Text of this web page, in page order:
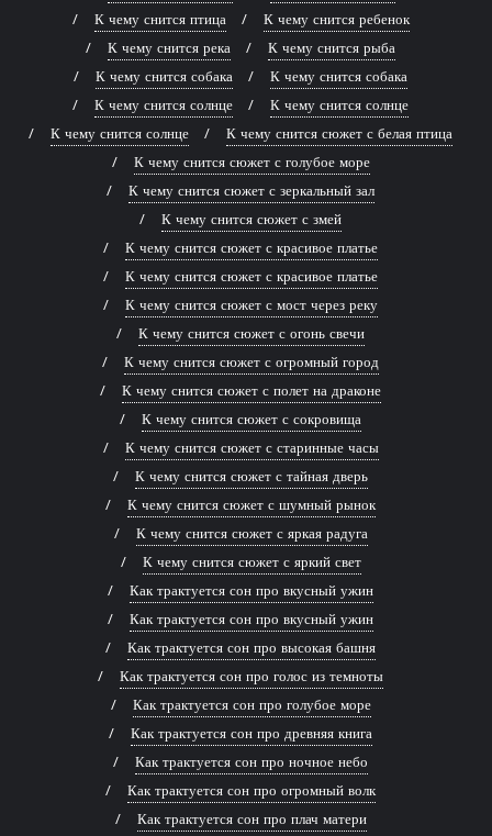
К чему снится птица
К чему снится ребенок
К чему снится река
К чему снится рыба
К чему снится собака
К чему снится собака
К чему снится солнце
К чему снится солнце
К чему снится солнце
К чему снится сюжет с белая птица
К чему снится сюжет с голубое море
К чему снится сюжет с зеркальный зал
К чему снится сюжет с змей
К чему снится сюжет с красивое платье
К чему снится сюжет с красивое платье
К чему снится сюжет с мост через реку
К чему снится сюжет с огонь свечи
К чему снится сюжет с огромный город
К чему снится сюжет с полет на драконе
К чему снится сюжет с сокровища
К чему снится сюжет с старинные часы
К чему снится сюжет с тайная дверь
К чему снится сюжет с шумный рынок
К чему снится сюжет с яркая радуга
К чему снится сюжет с яркий свет
Как трактуется сон про вкусный ужин
Как трактуется сон про вкусный ужин
Как трактуется сон про высокая башня
Как трактуется сон про голос из темноты
Как трактуется сон про голубое море
Как трактуется сон про древняя книга
Как трактуется сон про ночное небо
Как трактуется сон про огромный волк
Как трактуется сон про плач матери